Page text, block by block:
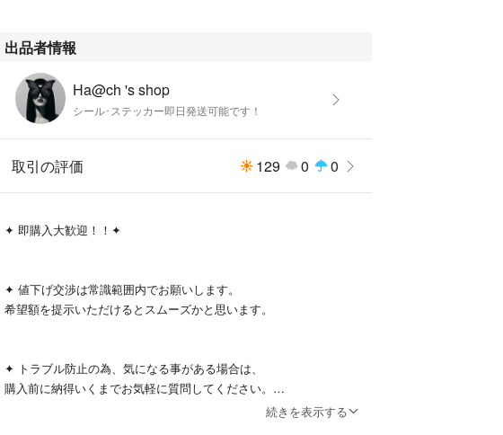
ディズニー
Pixar
トイストーリー
TOYSTORY
シール
ステッカー
出品者情報
Ha@ch 's shop
シール･ステッカー即日発送可能です！
取引の評価 129 0 0
✦️ 即購入大歓迎！！✦ ️
✦️ 値下げ交渉は常識範囲内でお願いします。
希望額を提示いただけるとスムーズかと思います。
✦️ トラブル防止の為、気になる事がある場合は、
購入前に納得いくまでお気軽に質問してください。
続きを表示する